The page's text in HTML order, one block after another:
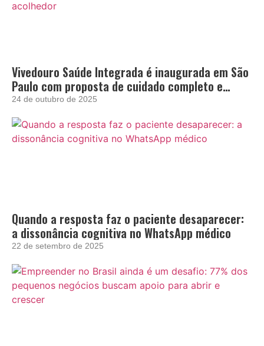
Vivedouro Saúde Integrada é inaugurada em São
Paulo com proposta de cuidado completo e
acolhedor
24 de outubro de 2025
Quando a resposta faz o paciente desaparecer:
a dissonância cognitiva no WhatsApp médico
22 de setembro de 2025